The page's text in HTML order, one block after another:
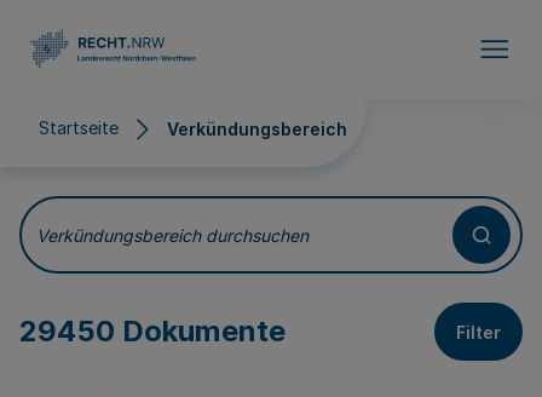
Startseite Verkündungsbereich
Verkündungsbereich
Verkündungsbereich durchsuchen
29450 Dokumente Filter